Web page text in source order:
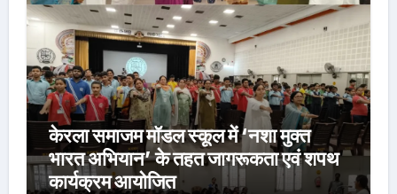
केरला समाजम मॉडल स्कूल में ‘नशा मुक्त
भारत अभियान’ के तहत जागरूकता एवं शपथ
कार्यक्रम आयोजित